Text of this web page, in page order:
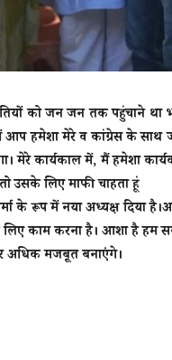
को जन जन तक पहुंचाने
आप हमेशा मेरे व कांग्रेस के
मेरे कार्यकाल में, मैं हमेशा
उसके लिए माफी चाहता हूं
के रूप में नया अध्यक्ष
काम करना है। आशा है हम
अधिक मजबूत बनाएंगे।